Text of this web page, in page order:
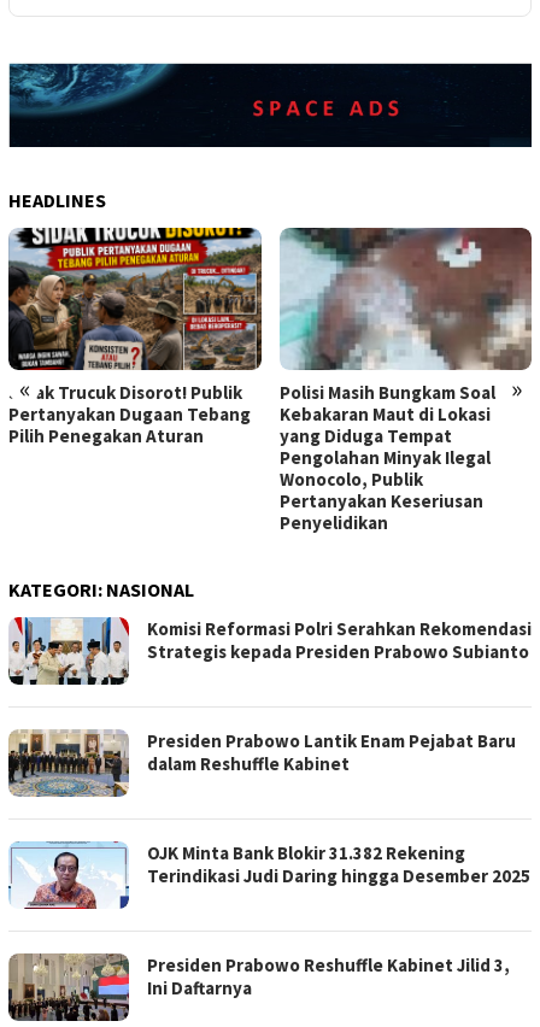
HEADLINES
« »
Sidak Trucuk Disorot! Publik
Pertanyakan Dugaan Tebang
Pilih Penegakan Aturan
Polisi Masih Bungkam Soal
Kebakaran Maut di Lokasi
yang Diduga Tempat
Pengolahan Minyak Ilegal
Wonocolo, Publik
Pertanyakan Keseriusan
Penyelidikan
KATEGORI: NASIONAL
Komisi Reformasi Polri Serahkan Rekomendasi
Strategis kepada Presiden Prabowo Subianto
Presiden Prabowo Lantik Enam Pejabat Baru
dalam Reshuffle Kabinet
OJK Minta Bank Blokir 31.382 Rekening
Terindikasi Judi Daring hingga Desember 2025
Presiden Prabowo Reshuffle Kabinet Jilid 3,
Ini Daftarnya